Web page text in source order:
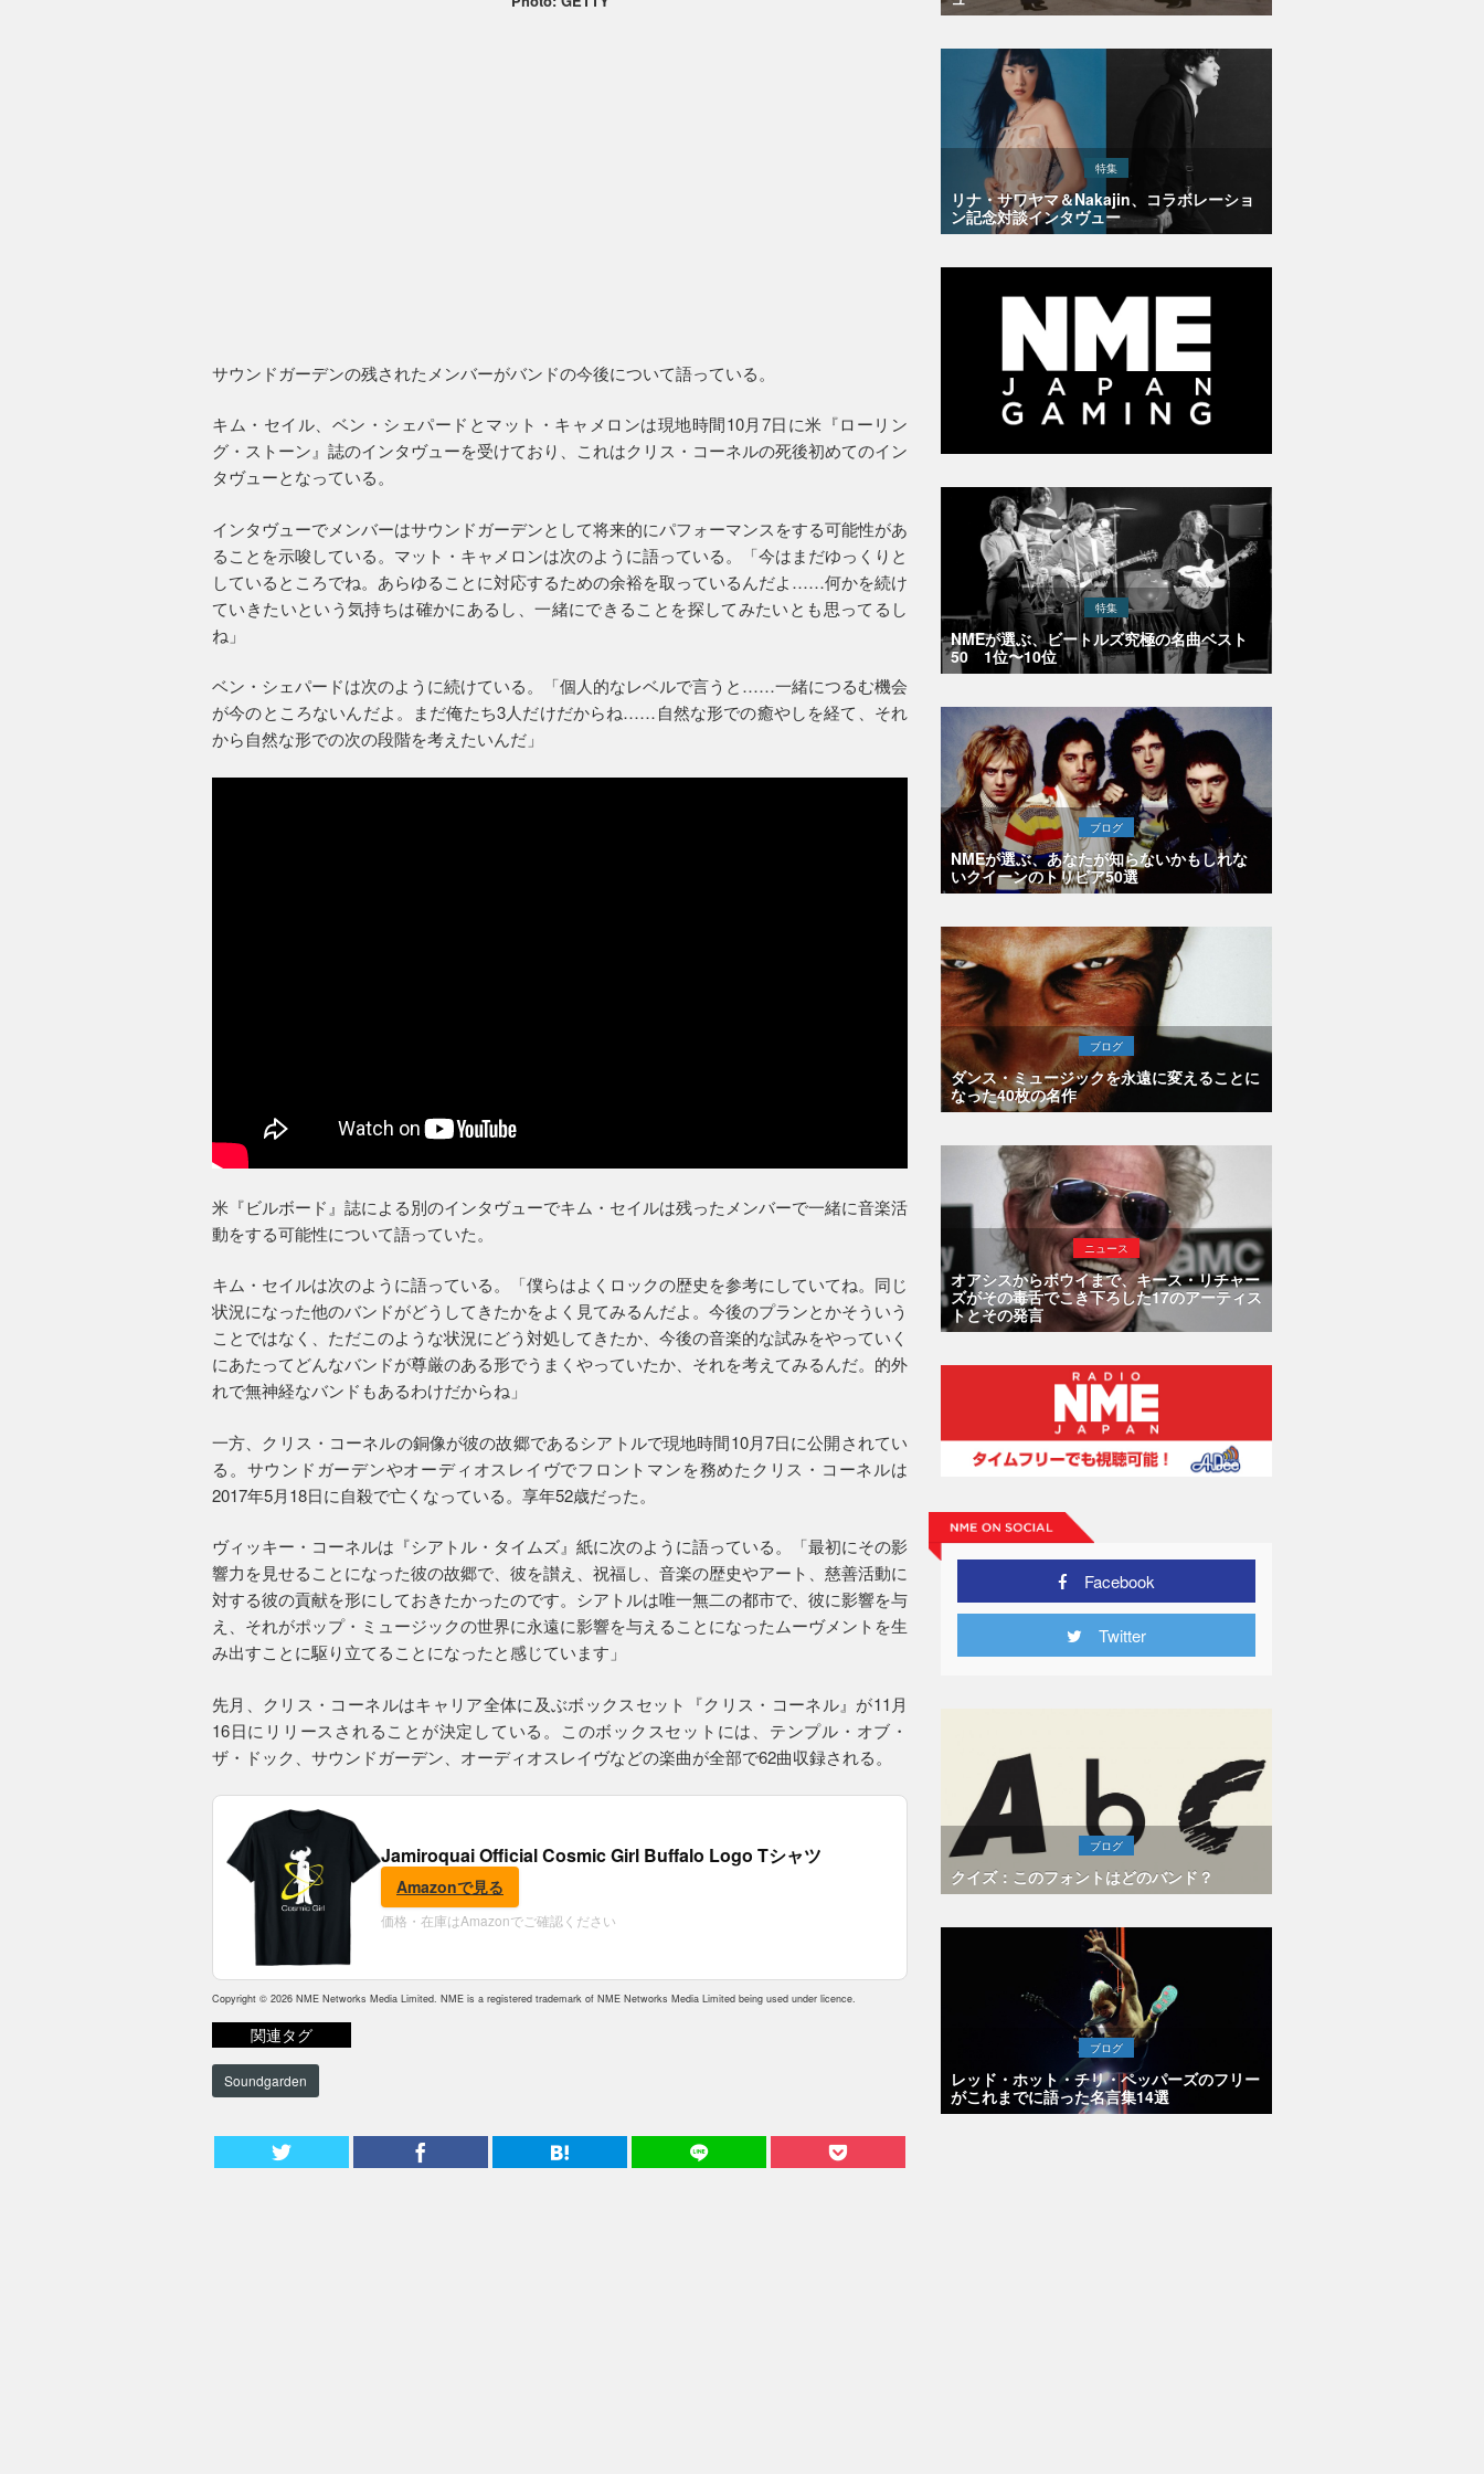
サウンドガーデンの残されたメンバーがバンドの今後について語っている。
キム・セイル、ベン・シェパードとマット・キャメロンは現地時間10月7日に米『ローリン
グ・ストーン』誌のインタヴューを受けており、これはクリス・コーネルの死後初めてのイン
タヴューとなっている。
インタヴューでメンバーはサウンドガーデンとして将来的にパフォーマンスをする可能性があ
ることを示唆している。マット・キャメロンは次のように語っている。「今はまだゆっくりと
しているところでね。あらゆることに対応するための余裕を取っているんだよ……何かを続け
ていきたいという気持ちは確かにあるし、一緒にできることを探してみたいとも思ってるし
ね」
ベン・シェパードは次のように続けている。「個人的なレベルで言うと……一緒につるむ機会
が今のところないんだよ。まだ俺たち3人だけだからね……自然な形での癒やしを経て、それ
から自然な形での次の段階を考えたいんだ」
米『ビルボード』誌による別のインタヴューでキム・セイルは残ったメンバーで一緒に音楽活
動をする可能性について語っていた。
キム・セイルは次のように語っている。「僕らはよくロックの歴史を参考にしていてね。同じ
状況になった他のバンドがどうしてきたかをよく見てみるんだよ。今後のプランとかそういう
ことではなく、ただこのような状況にどう対処してきたか、今後の音楽的な試みをやっていく
にあたってどんなバンドが尊厳のある形でうまくやっていたか、それを考えてみるんだ。的外
れで無神経なバンドもあるわけだからね」
一方、クリス・コーネルの銅像が彼の故郷であるシアトルで現地時間10月7日に公開されてい
る。サウンドガーデンやオーディオスレイヴでフロントマンを務めたクリス・コーネルは
2017年5月18日に自殺で亡くなっている。享年52歳だった。
ヴィッキー・コーネルは『シアトル・タイムズ』紙に次のように語っている。「最初にその影
響力を見せることになった彼の故郷で、彼を讃え、祝福し、音楽の歴史やアート、慈善活動に
対する彼の貢献を形にしておきたかったのです。シアトルは唯一無二の都市で、彼に影響を与
え、それがポップ・ミュージックの世界に永遠に影響を与えることになったムーヴメントを生
み出すことに駆り立てることになったと感じています」
先月、クリス・コーネルはキャリア全体に及ぶボックスセット『クリス・コーネル』が11月
16日にリリースされることが決定している。このボックスセットには、テンプル・オブ・
ザ・ドック、サウンドガーデン、オーディオスレイヴなどの楽曲が全部で62曲収録される。
Jamiroquai Official Cosmic Girl Buffalo Logo Tシャツ
Amazonで見る
価格・在庫はAmazonでご確認ください
Copyright © 2026 NME Networks Media Limited. NME is a registered trademark of NME Networks Media Limited being used under licence.
関連タグ
Soundgarden
特集
リナ・サワヤマ＆Nakajin、コラボレーショ
ン記念対談インタヴュー
特集
NMEが選ぶ、ビートルズ究極の名曲ベスト
50 1位〜10位
ブログ
NMEが選ぶ、あなたが知らないかもしれな
いクイーンのトリビア50選
ブログ
ダンス・ミュージックを永遠に変えることに
なった40枚の名作
ニュース
オアシスからボウイまで、キース・リチャー
ズがその毒舌でこき下ろした17のアーティス
トとその発言
Facebook
Twitter
ブログ
クイズ：このフォントはどのバンド？
ブログ
レッド・ホット・チリ・ペッパーズのフリー
がこれまでに語った名言集14選